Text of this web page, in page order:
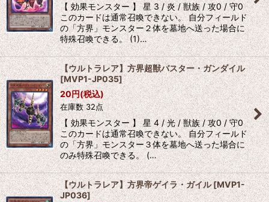
【 効果モンスター 】 星 3 / 炎 / 獣族 / 攻0 / 守0
このカードは通常召喚できない。 自分フィールド
の「方界」モンスター２体を墓地へ送った場合に
特殊召喚できる。 (1)…
【ウルトラレア】方界超獣バスター・ガンダイル
[MVP1-JP035]
20円(税込)
在庫数 32点
【 効果モンスター 】 星 4 / 光 / 獣族 / 攻0 / 守0
このカードは通常召喚できない。 自分フィールド
の「方界」モンスター３体を墓地へ送った場合に
のみ特殊召喚できる。 (…
【ウルトラレア】方界帝ゲイラ・ガイル[MVP1-
JP036]